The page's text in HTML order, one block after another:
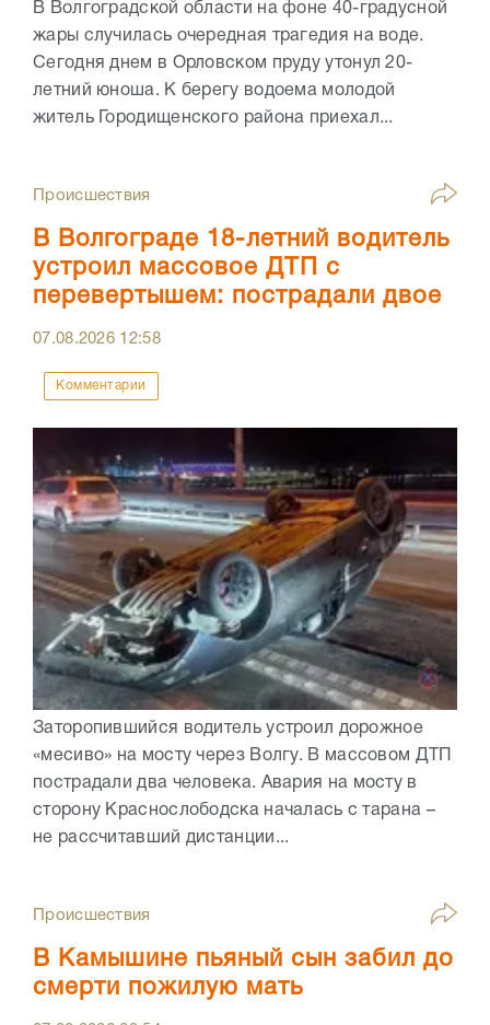
В Волгоградской области на фоне 40-градусной
жары случилась очередная трагедия на воде.
Сегодня днем в Орловском пруду утонул 20-
летний юноша. К берегу водоема молодой
житель Городищенского района приехал...
Происшествия
В Волгограде 18-летний водитель
устроил массовое ДТП с
перевертышем: пострадали двое
07.08.2026 12:58
Комментарии
Заторопившийся водитель устроил дорожное
«месиво» на мосту через Волгу. В массовом ДТП
пострадали два человека. Авария на мосту в
сторону Краснослободска началась с тарана –
не рассчитавший дистанции...
Происшествия
В Камышине пьяный сын забил до
смерти пожилую мать